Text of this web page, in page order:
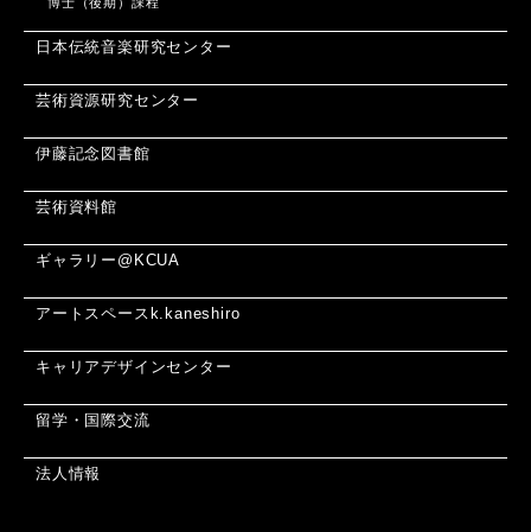
日本伝統音楽研究センター
芸術資源研究センター
伊藤記念図書館
芸術資料館
ギャラリー@KCUA
アートスペースk.kaneshiro
キャリアデザインセンター
留学・国際交流
法人情報